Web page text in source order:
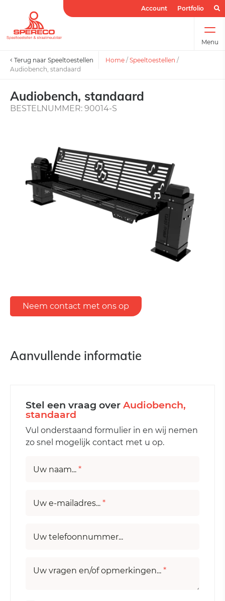
Account Portfolio
Menu
Terug naar Speeltoestellen Home / Speeltoestellen /
Audiobench, standaard
Audiobench, standaard
BESTELNUMMER: 90014-S
Neem contact met ons op
Aanvullende informatie
Stel een vraag over Audiobench,
standaard
Vul onderstaand formulier in en wij nemen
zo snel mogelijk contact met u op.
Uw naam... *
Uw e-mailadres... *
Uw telefoonnummer...
Uw vragen en/of opmerkingen... *